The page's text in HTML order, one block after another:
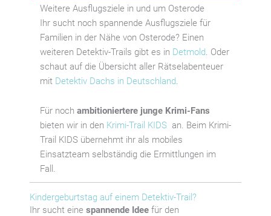
Weitere Ausflugsziele in und um Osterode
Ihr sucht noch spannende Ausflugsziele für
Familien in der Nähe von Osterode? Einen
weiteren Detektiv-Trails gibt es in Detmold. Oder
schaut auf die Übersicht aller Rätselabenteuer
mit Detektiv Dachs in Deutschland.
Für noch ambitioniertere junge Krimi-Fans
bieten wir in den Krimi-Trail KIDS an. Beim Krimi-
Trail KIDS übernehmt ihr als mobiles
Einsatzteam selbständig die Ermittlungen im
Fall.
Kindergeburtstag auf einem Detektiv-Trail?
Ihr sucht eine spannende Idee für den